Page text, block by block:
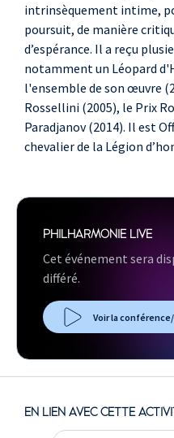
intrinsèquement intime,
poursuit, de manière
d’espérance. Il a reçu
notamment un Léopard
l'ensemble de son œuvre
Rossellini (2005), le Prix
Paradjanov (2014). Il est
chevalier de la Légion
PHILHARMONIE LIVE
Cet événement sera
différé.
Voir la
EN LIEN AVEC CETTE